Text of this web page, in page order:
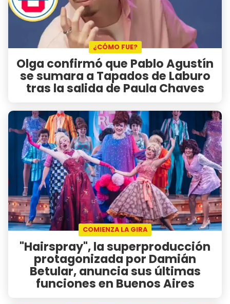
¿CÓMO FUE?
Olga confirmó que Pablo Agustín
se sumara a Tapados de Laburo
tras la salida de Paula Chaves
COMIENZA LA GIRA
"Hairspray", la superproducción
protagonizada por Damián
Betular, anuncia sus últimas
funciones en Buenos Aires